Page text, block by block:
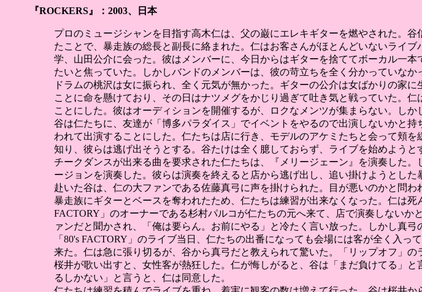
『ROCKERS』：2003、日本
プロのミュージシャンを目指す高木仁は、父の巌にエレキギターを燃やされた。
たことで、暴走族の総長と副長に絡まれた。仁はお客さんがほとんどいないライ
学、山田公介に会った。彼はメンバーに、今日からはギターを捨ててボーカル一
たいと焦っていた。しかしバンドのメンバーは、彼の苛立ちを全く分かっていなか
ドラムの桃沢は女に振られ、全く元気が無かった。ギターの公介は女ばかりの家
ことに命を懸けており、その日はナツメグをかじり過ぎて吐き気と戦っていた。
ことにした。彼はオーディションを開催するが、ロクなメンツが集まらない。しか
谷は仁たちに、友達が「博多パラダイス」でイベントをやるので出演しないかと
われて出演することにした。仁たちは店に行き、モデルのアケミたちと会って頬
知り、彼らは逃げ出そうとする。谷たけは全く臆しておらず、ライブを始めようと
チークダンスが出来る曲を要求された仁たちは、『メリージェーン』を演奏した
ージョンを演奏した。彼らは演奏を終えると店から逃げ出し、追い掛けようとし
赴いた谷は、仁の大ファンである佐藤真弓に声を掛けられた。目が悪いのかと問わ
暴走族にギターとベースを奪われたため、仁たちは練習が出来なくなった。仁は
FACTORY」のオーナーである杉村パルコが仁たちの元へ来て、店で演奏しない
ァンだと聞かされ、「俺は要らん。お前にやる」と冷たく言い放った。しかし真
「80's FACTORY」のライブ当日、仁たちの出番になっても会場には客が全く入
来た。仁は急に張り切るが、谷から真弓だと教えられて驚いた。「リップオフ」
桜井が歌い出すと、女性客が熱狂した。仁が悔しがると、谷は「まだ負けてる」
るしかない」と言うと、仁は同意した。